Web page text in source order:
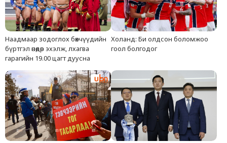
Наадмаар зодоглох бөхчүүдийн
бүртгэл өнөөдөр эхэлж, лхагва
гарагийн 19.00 цагт дуусна
Холанд: Би олдсон боломжоо
гоол болгодог